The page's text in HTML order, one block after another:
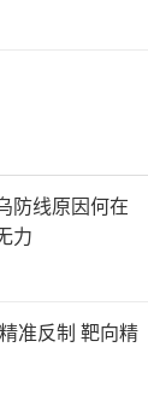
防线原因何在
力
准反制 靶向精